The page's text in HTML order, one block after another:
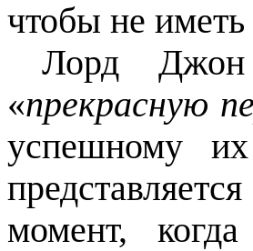
чтобы не иметь
Лорд Джон
«прекрасную
успешному
момент,